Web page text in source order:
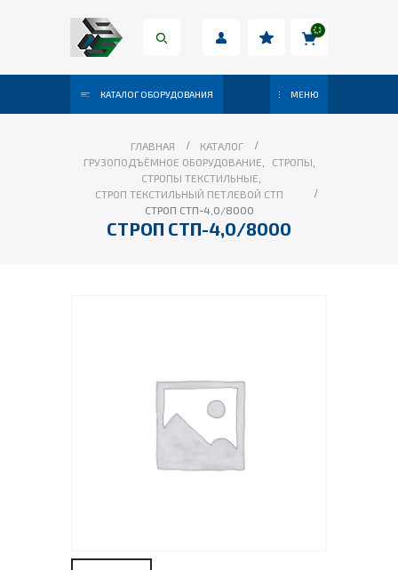
КАТАЛОГ ОБОРУДОВАНИЯ МЕНЮ
ГЛАВНАЯ
КАТАЛОГ
ГРУЗОПОДЪЁМНОЕ ОБОРУДОВАНИЕ
СТРОПЫ
СТРОПЫ ТЕКСТИЛЬНЫЕ
СТРОП ТЕКСТИЛЬНЫЙ ПЕТЛЕВОЙ СТП
СТРОП СТП-4,0/8000
СТРОП СТП-4,0/8000